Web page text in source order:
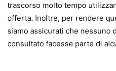
trascorso molto tempo
offerta. Inoltre, per rendere
siamo assicurati che nessuno
consultato facesse parte di